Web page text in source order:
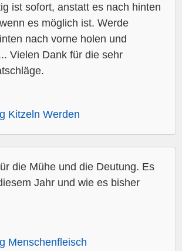
ist sofort, anstatt es nach hinten
es möglich ist. Werde
nach vorne holen und
Vielen Dank für die sehr
Kitzeln Werden
die Mühe und die Deutung. Es
Jahr und wie es bisher
Menschenfleisch